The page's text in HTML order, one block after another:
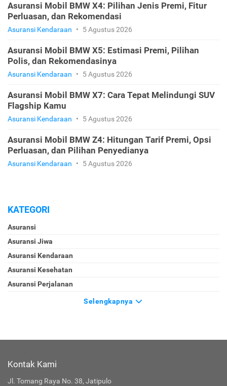
Asuransi Mobil BMW X4: Pilihan Jenis Premi, Fitur
Perluasan, dan Rekomendasi
Asuransi Kendaraan • 5 Agustus 2026
Asuransi Mobil BMW X5: Estimasi Premi, Pilihan
Polis, dan Rekomendasinya
Asuransi Kendaraan • 5 Agustus 2026
Asuransi Mobil BMW X7: Cara Tepat Melindungi SUV
Flagship Kamu
Asuransi Kendaraan • 5 Agustus 2026
Asuransi Mobil BMW Z4: Hitungan Tarif Premi, Opsi
Perluasan, dan Pilihan Penyedianya
Asuransi Kendaraan • 5 Agustus 2026
KATEGORI
Asuransi
Asuransi Jiwa
Asuransi Kendaraan
Asuransi Kesehatan
Asuransi Perjalanan
Selengkapnya
Kontak Kami
Jl. Tomang Raya No. 38, Jatipulo